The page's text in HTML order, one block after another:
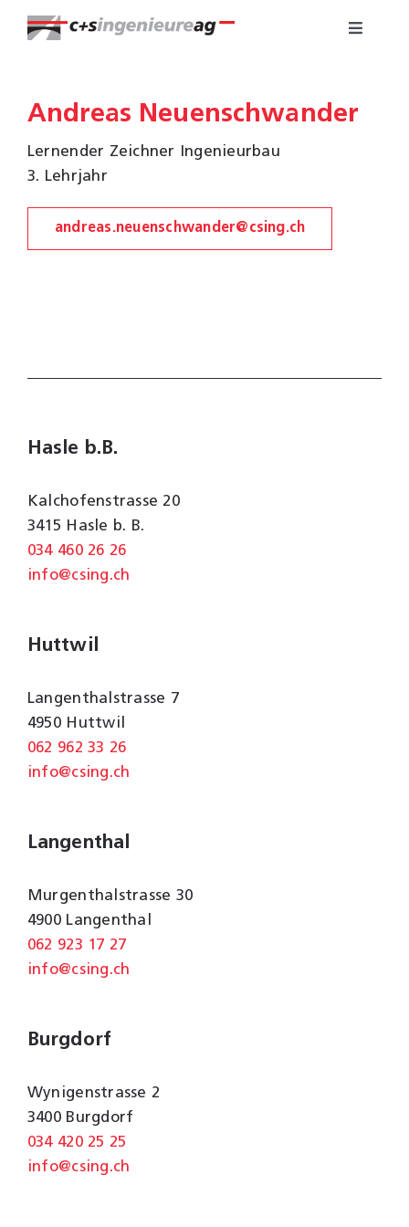
Inhalt
Toggle
Karriere
Andreas Neuenschwander
Lernender Zeichner Ingenieurbau
3. Lehrjahr
andreas.neuenschwander@csing.ch
Hasle b.B.
Kalchofenstrasse 20
3415 Hasle b. B.
034 460 26 26
info@csing.ch
Huttwil
Langenthalstrasse 7
4950 Huttwil
062 962 33 26
info@csing.ch
Langenthal
Murgenthalstrasse 30
4900 Langenthal
062 923 17 27
info@csing.ch
Burgdorf
Wynigenstrasse 2
3400 Burgdorf
034 420 25 25
info@csing.ch